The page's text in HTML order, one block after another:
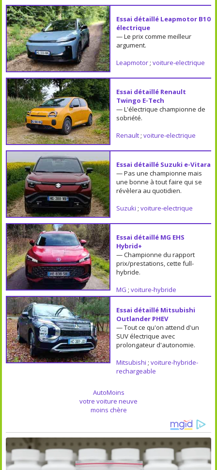
Essai détaillé Leapmotor B10
électrique
— Le prix comme meilleur
argument.
Leapmotor; voiture-electrique
Essai détaillé Renault
Twingo E-Tech
— L'électrique championne de
sobriété.
Renault; voiture-electrique
Essai détaillé Suzuki e-Vitara
— Pas une championne mais
une bonne à tout faire qui se
révèlera au quotidien.
Suzuki ; voiture-electrique
Essai détaillé MG EHS
Hybrid+
— Championne du rapport
prix/prestations, cette full-
hybride.
MG ; voiture-hybride
Essai détaillé Mitsubishi
Outlander PHEV
— Tout ce qu'on attend d'un
SUV électrique avec
prolongateur d'autonomie.
Mitsubishi ; voiture-hybride-
rechargeable
AutoMoins
votre voiture neuve
moins chère